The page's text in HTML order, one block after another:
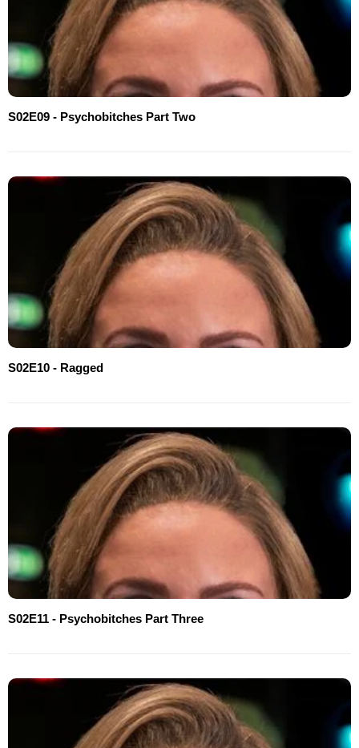
S02E09 - Psychobitches Part Two
S02E10 - Ragged
S02E11 - Psychobitches Part Three